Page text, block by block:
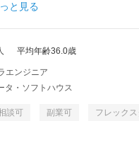
と見る
平均年齢36.0歳
エンジニア
タ・ソフトハウス
談可 副業可 フレック